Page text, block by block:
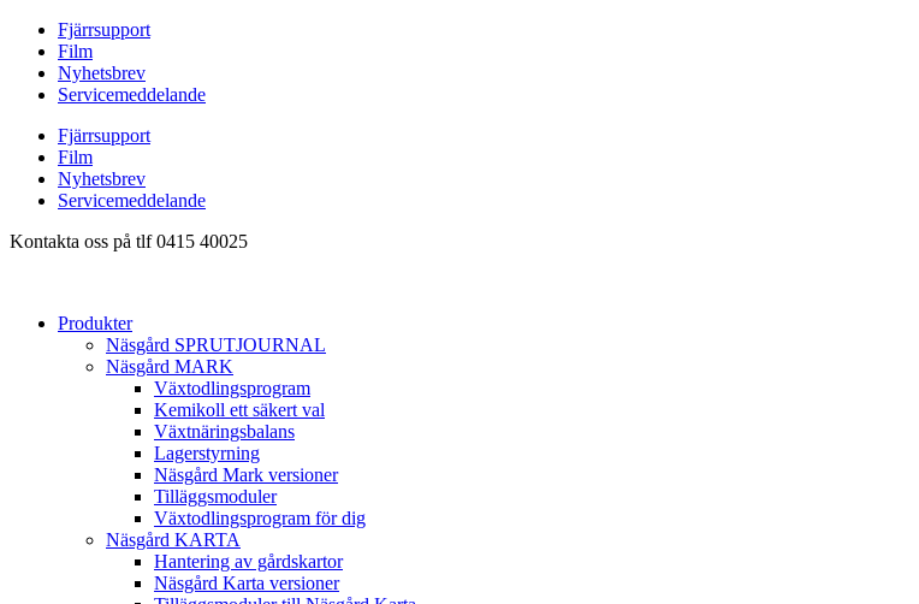
Hoppa
innehåll
Fjärrsupport
Film
Nyhetsbrev
Servicemeddelande
Fjärrsupport
Film
Nyhetsbrev
Servicemeddelande
Kontakta oss på tlf 0415 40025
Produkter
Näsgård SPRUTJOURNAL
Näsgård MARK
Växtodlingsprogram
Kemikoll ett säkert val
Växtnäringsbalans
Lagerstyrning
Näsgård Mark versioner
Tilläggsmoduler
Växtodlingsprogram för dig
Näsgård KARTA
Hantering av gårdskartor
Näsgård Karta versioner